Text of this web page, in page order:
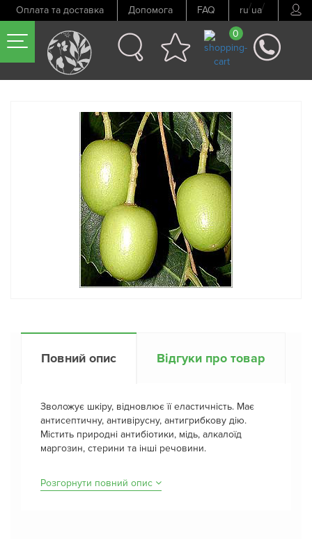
Оплата та доставка Допомога FAQ ru/ua/
0
Попередній товар Наступний товар
Повний опис Відгуки про товар
Зволожує шкіру, відновлює її еластичність. Має
антисептичну, антивірусну, антигрибкову дію.
Містить природні антибіотики, мідь, алкалоїд
маргозин, стерини та інші речовини.
Розгорнути повний опис